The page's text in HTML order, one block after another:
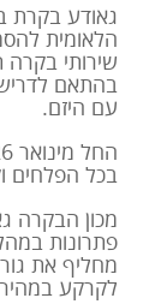
גאודע בקרת
הלאומית
שירותי
בהתאם
עם היזם.
בכל הפלחים
מכון הבקרה
פתרונות
מחליף את
לקרקע